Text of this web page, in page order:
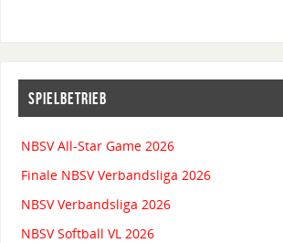
SPIELBETRIEB
NBSV All-Star Game 2026
Finale NBSV Verbandsliga 2026
NBSV Verbandsliga 2026
NBSV Softball VL 2026